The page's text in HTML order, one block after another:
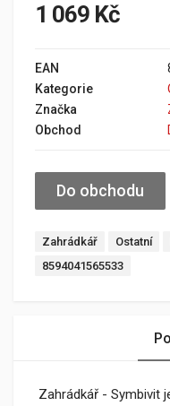
1 069 Kč
EAN
Kategorie
Značka
Obchod
Do obchodu
Zahrádkář Ostatní
8594041565533
Zahrádkář - Symbivit